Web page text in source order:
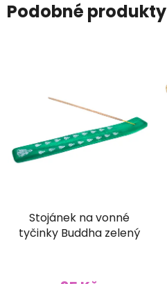
Podobné produkty
Stojánek na vonné
tyčinky Buddha zelený